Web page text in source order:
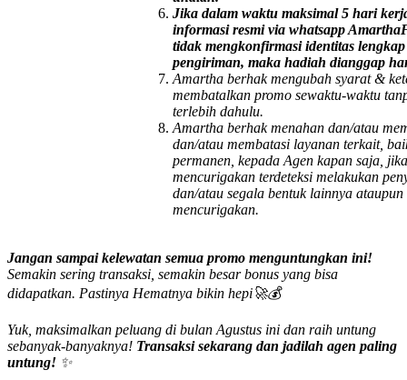
Jika dalam waktu maksimal 5 hari
informasi resmi via whatsapp
tidak mengkonfirmasi identitas
pengiriman, maka hadiah dianggap
Amartha berhak mengubah syarat &
membatalkan promo sewaktu-waktu
terlebih dahulu.
Amartha berhak menahan dan/atau
dan/atau membatasi layanan terkait,
permanen, kepada Agen kapan saja,
mencurigakan terdeteksi melakukan
dan/atau segala bentuk lainnya
mencurigakan.
Jangan sampai kelewatan semua promo menguntungkan ini!
Semakin sering transaksi, semakin besar bonus yang bisa
didapatkan. Pastinya Hematnya bikin hepi🚀💰
Yuk, maksimalkan peluang di bulan Agustus ini dan raih untung
sebanyak-banyaknya! Transaksi sekarang dan jadilah agen paling
untung! ✨